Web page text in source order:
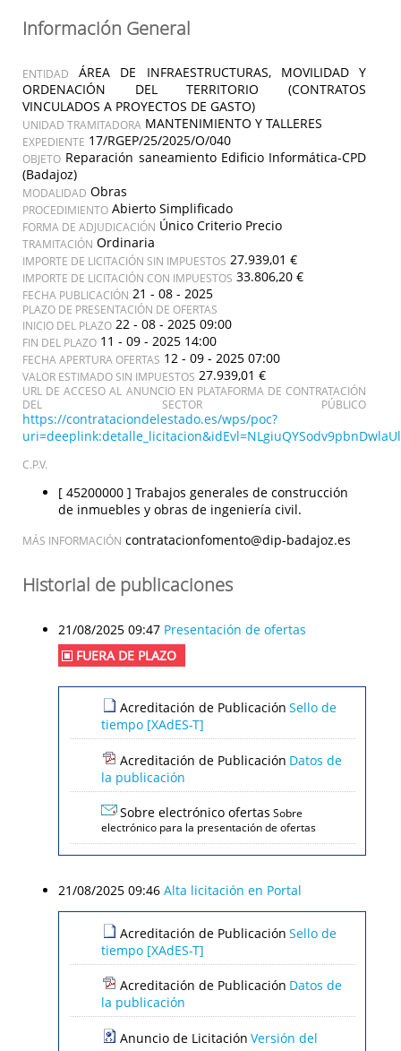
Información General
ENTIDAD
ÁREA DE INFRAESTRUCTURAS, MOVILIDAD Y
ORDENACIÓN DEL TERRITORIO (CONTRATOS
VINCULADOS A PROYECTOS DE GASTO)
UNIDAD TRAMITADORA MANTENIMIENTO Y TALLERES
EXPEDIENTE 17/RGEP/25/2025/O/040
OBJETO Reparación saneamiento Edificio Informática-CPD
(Badajoz)
MODALIDAD Obras
PROCEDIMIENTO Abierto Simplificado
FORMA DE ADJUDICACIÓN Único Criterio Precio
TRAMITACIÓN Ordinaria
IMPORTE DE LICITACIÓN SIN IMPUESTOS 27.939,01 €
IMPORTE DE LICITACIÓN CON IMPUESTOS 33.806,20 €
FECHA PUBLICACIÓN 21 - 08 - 2025
PLAZO DE PRESENTACIÓN DE OFERTAS
INICIO DEL PLAZO 22 - 08 - 2025 09:00
FIN DEL PLAZO 11 - 09 - 2025 14:00
FECHA APERTURA OFERTAS 12 - 09 - 2025 07:00
VALOR ESTIMADO SIN IMPUESTOS 27.939,01 €
URL DE ACCESO AL ANUNCIO EN PLATAFORMA DE CONTRATACIÓN
DEL SECTOR PÚBLICO
https://contrataciondelestado.es/wps/poc?
C.P.V.
[ 45200000 ] Trabajos generales de construcción
de inmuebles y obras de ingeniería civil.
MÁS INFORMACIÓN contratacionfomento@dip-badajoz.es
Historial de publicaciones
21/08/2025 09:47 Presentación de ofertas
FUERA DE PLAZO
Acreditación de Publicación Sello de
tiempo [XAdES-T]
Acreditación de Publicación Datos de
la publicación
Sobre electrónico ofertas Sobre
electrónico para la presentación de ofertas
21/08/2025 09:46 Alta licitación en Portal
Acreditación de Publicación Sello de
tiempo [XAdES-T]
Acreditación de Publicación Datos de
la publicación
Anuncio de Licitación Versión del